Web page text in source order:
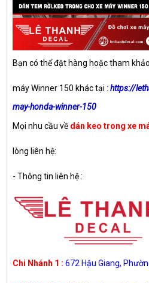
Bạn có thể đặt hàng hoặc tham
máy Winner 150 khác tại : https://
may-honda-winner-150
Mọi nhu cầu về dán keo trong xe
lòng liên hệ:
- Thông tin liên hệ :
Chi Nhánh 1 : 672 Hậu Giang,